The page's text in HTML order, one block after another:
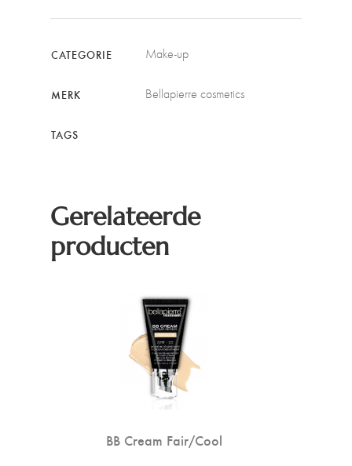
CATEGORIE Make-up
MERK Bellapierre cosmetics
TAGS
Gerelateerde
producten
BB Cream Fair/Cool